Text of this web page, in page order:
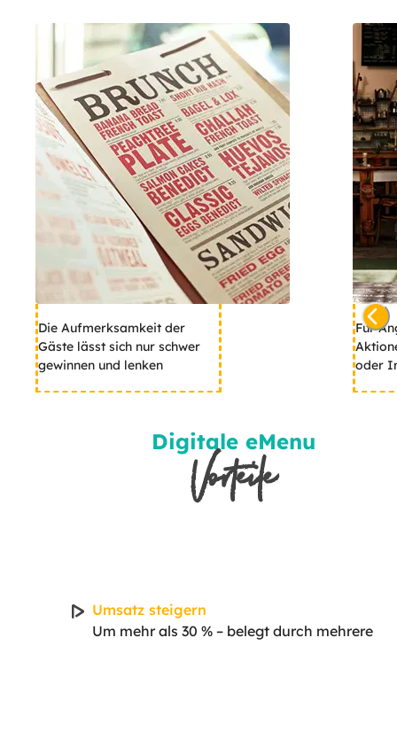
Die Aufmerksamkeit der
Gäste lässt sich nur schwer
gewinnen und lenken
Für
oder
Digitale eMenu
Vorteile
Umsatz steigern
Um mehr als 30 % – belegt durch mehrere